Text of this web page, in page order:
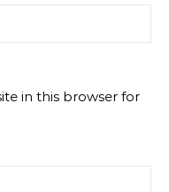
in this browser for